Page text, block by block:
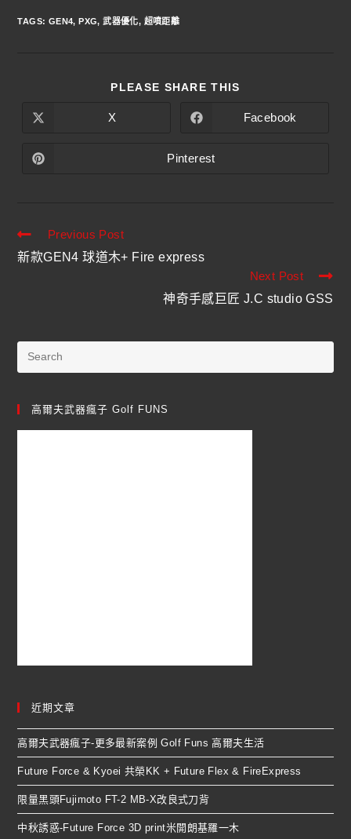
TAGS: GEN4, PXG, 武器優化, 超噴距離
PLEASE SHARE THIS
X Facebook
Pinterest
Previous Post
新款GEN4 球道木+ Fire express
Next Post
神奇手感巨匠 J.C studio GSS
高爾夫武器瘋子 Golf FUNS
近期文章
高爾夫武器瘋子-更多最新案例 Golf Funs 高爾夫生活
Future Force & Kyoei 共榮KK + Future Flex & FireExpress
限量黑頭Fujimoto FT-2 MB-X改良式刀背
中秋誘惑-Future Force 3D print米開朗基羅一木